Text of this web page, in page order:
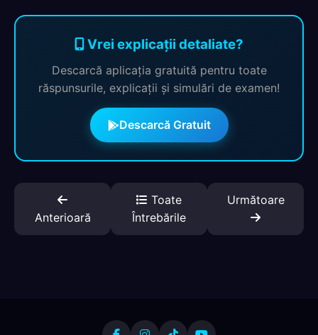
Vrei explicații detaliate?
Descarcă aplicația gratuită pentru toate
răspunsurile, explicații și simulări de examen!
Descarcă Gratuit
Anterioară
Toate
Întrebările
Următoare